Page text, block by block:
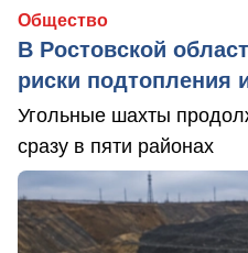
Общество
В Ростовской
риски подтопления
Угольные шахты
сразу в пяти районах